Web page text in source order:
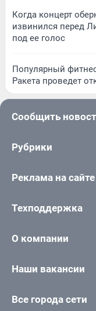
Когда концерт
извинился перед
под ее голос
Популярный
Ракета проведет
Сообщить
Рубрики
Реклама на сайте
Техподдержка
О компании
Наши вакансии
Все города сети